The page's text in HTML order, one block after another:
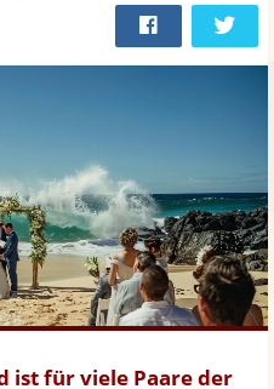
Bei
ist für viele Paare der